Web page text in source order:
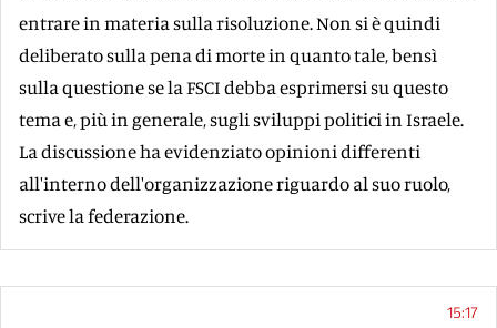
entrare in materia sulla risoluzione. Non si è quindi
deliberato sulla pena di morte in quanto tale, bensì
sulla questione se la FSCI debba esprimersi su questo
tema e, più in generale, sugli sviluppi politici in Israele.
La discussione ha evidenziato opinioni differenti
all'interno dell'organizzazione riguardo al suo ruolo,
scrive la federazione.
15:17